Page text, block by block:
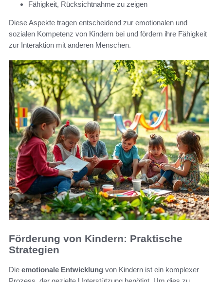
Fähigkeit, Rücksichtnahme zu zeigen
Diese Aspekte tragen entscheidend zur emotionalen und
sozialen Kompetenz von Kindern bei und fördern ihre Fähigkeit
zur Interaktion mit anderen Menschen.
Förderung von Kindern: Praktische
Strategien
Die emotionale Entwicklung von Kindern ist ein komplexer